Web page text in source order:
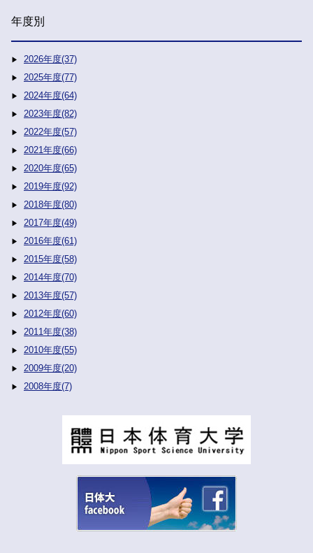
年度別
2026年度(37)
2025年度(77)
2024年度(64)
2023年度(82)
2022年度(57)
2021年度(66)
2020年度(65)
2019年度(92)
2018年度(80)
2017年度(49)
2016年度(61)
2015年度(58)
2014年度(70)
2013年度(57)
2012年度(60)
2011年度(38)
2010年度(55)
2009年度(20)
2008年度(7)